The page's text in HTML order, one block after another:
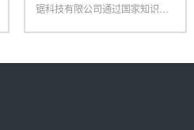
锯科技有限公司通过国家知识产